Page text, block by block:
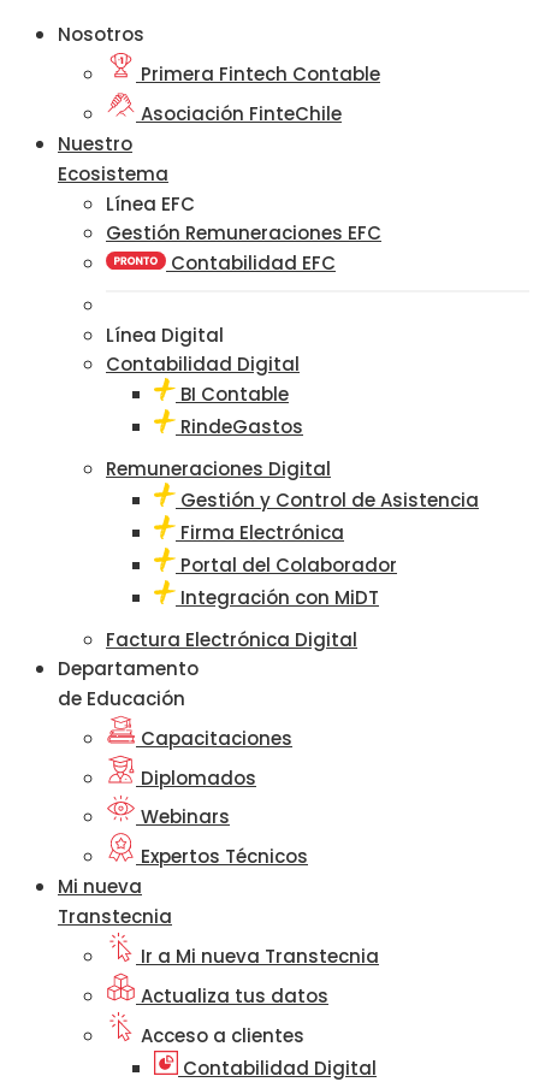
Nosotros
Primera Fintech Contable
Asociación FinteChile
Nuestro
Ecosistema
Línea EFC
Gestión Remuneraciones EFC
Contabilidad EFC
Línea Digital
Contabilidad Digital
BI Contable
RindeGastos
Remuneraciones Digital
Gestión y Control de Asistencia
Firma Electrónica
Portal del Colaborador
Integración con MiDT
Factura Electrónica Digital
Departamento
de Educación
Capacitaciones
Diplomados
Webinars
Expertos Técnicos
Mi nueva
Transtecnia
Ir a Mi nueva Transtecnia
Actualiza tus datos
Acceso a clientes
Contabilidad Digital